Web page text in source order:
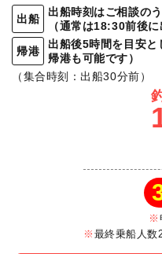
出船
出船時刻はご相談の
（通常は18:30前後に
帰港
出船後5時間を目安
帰港も可能です）
（集合時刻：出船30分前）
最終乗船人数